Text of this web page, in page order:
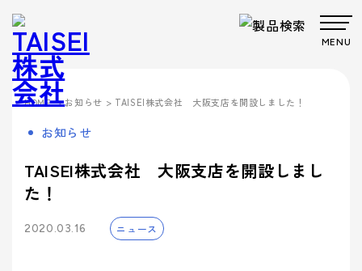
MENU
Products
製品・
サービ
ス
パッケー
ジ
プロダク
ト
脱プラ製
品
特殊加
Sustainability
リティ
トップメッ
リティ
基本方針
Company
会社案
内
ごあいさつ
フィロソフ
ィ
企業概要
About us
事業案
内
パッケージ
事業
プロダクト
事業
プロモーシ
ョン事業
Work
企業文
化
TAISEIで働
く人たち
製品・サービス
製品カテゴリから製品を探す
- パッケージ
- 脱プラ製品
事業案内
> プロダクト事業
会社案内
HOME>お知らせ > TAISEI株式会社 大阪支店を開設しました！
お知らせ
TAISEI株式会社 大阪支店を開設しまし
た！
2020.03.16 ニュース